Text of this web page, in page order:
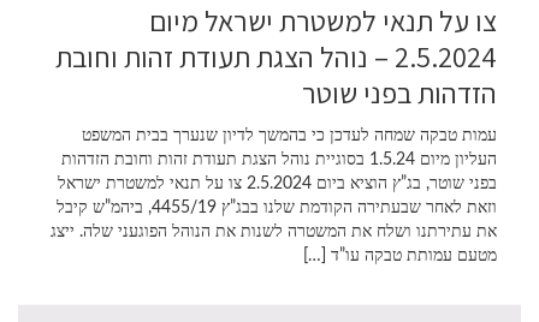
צו על תנאי למשטרת ישראל מיום
2.5.2024 – נוהל הצגת תעודת זהות וחובת
הזדהות בפני שוטר
עמות טבקה שמחה לעדכן כי בהמשך לדיון שנערך בבית המשפט
העליון מיום 1.5.24 בסוגיית נוהל הצגת תעודת זהות וחובת הזדהות
בפני שוטר, בג”ץ הוציא ביום 2.5.2024 צו על תנאי למשטרת ישראל
וזאת לאחר שבעתירה הקודמת שלנו בבג”ץ 4455/19, ביהמ”ש קיבל
את עתירתנו ושלח את המשטרה לשנות את הנוהל הפוגעני שלה. ייצג
מטעם עמותת טבקה עו”ד […]